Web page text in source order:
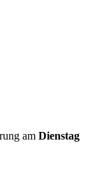
am Dienstag